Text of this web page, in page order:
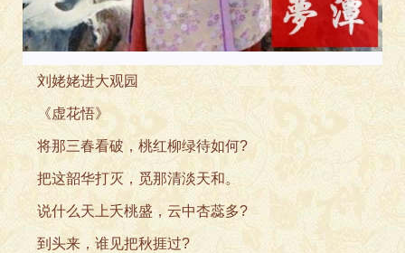
刘姥姥进大观园
《虚花悟》
将那三春看破，桃红柳绿待如何?
把这韶华打灭，觅那清淡天和。
说什么天上夭桃盛，云中杏蕊多?
到头来，谁见把秋捱过?